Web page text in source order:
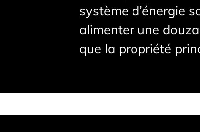
système d’énergie
alimenter une
que la propriété